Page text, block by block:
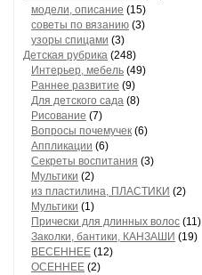
модели, описание (15)
советы по вязанию (3)
узоры спицами (3)
Детская рубрика (248)
Интерьер, мебель (49)
Раннее развитие (9)
Для детского сада (8)
Рисование (7)
Вопросы почемучек (6)
Аппликации (6)
Секреты воспитания (3)
Мультики (2)
из пластилина, ПЛАСТИКИ (2)
Мультики (1)
Прически для длинных волос (11)
Заколки, бантики, КАНЗАШИ (19)
ВЕСЕННЕЕ (12)
ОСЕННЕЕ (2)